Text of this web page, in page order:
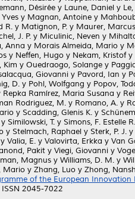
Désirée y Laune, Daniel y Le,
y Magnan, Antoine y
R. y Matignon, P. y Maurer, Marcus
J. P. y Miculinic, Neven y
Anna y Morais Almeida, Mario y
y Neffen, Hugo y Nekam, Kristofy
Kim y Ouedraogo, Solange y
Giovanni y Pavord, Ian y
D. y Pohl, Wolfgang y Popov,
Repka Ramírez, Maria Susana y
Rodriguez, M. y Romano, A. y
y Scadding, Glenis K. y
y Similowski, T. y Simons, F. Estelle R.
y Stelmach, Raphael y Sterk, P. J. y
y Valia, E. y Valovirta, Erkka y Van
Pakit y Viegi, Giovanni y
Magnus y Williams, D. M. y
Mario y Zhang, Luo y Zhong,
of the European
2045-7022